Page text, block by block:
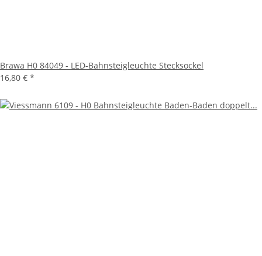
Brawa H0 84049 - LED-Bahnsteigleuchte Stecksockel
16,80 € *